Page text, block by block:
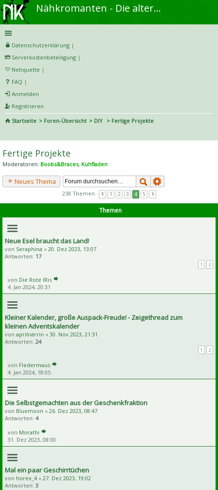
Nähkromanten - Die alternative Näh- und DIY-Community
Datenschutzerklärung |
Serverkostenbeteiligung |
Netiquette |
FAQ |
Anmelden
Registrieren
Startseite
Foren-Übersicht DIY
Fertige Projekte
he
Fertige Projekte
Moderatoren: Boobs&Braces, Kuhfladen
Neues Thema
238 Themen 1 2 3 4 5
Themen
Neue Esel braucht das Land!
von Seraphina « 20. Dez 2023, 13:07
Antworten: 17
1 2
von Die Rote IRis
4. Jan 2024, 20:31
Kleiner Kalender, große Auspack-Freude! - Zeigethread zum
kleinen Adventskalender
von aprilnärrin « 30. Nov 2023, 21:31
Antworten: 24
1 2
von Fledermaus
4. Jan 2024, 18:05
Die Selbstgemachten aus der Geschenkfraktion
von Bluemoon « 26. Dez 2023, 08:47
Antworten: 4
von Morathi
31. Dez 2023, 08:00
Mal ein paar Geschirrtüchen
von horex_4 « 27. Dez 2023, 19:02
Antworten: 3